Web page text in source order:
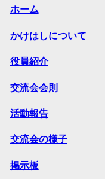
ホーム
かけはしについて
役員紹介
交流会会則
活動報告
交流会の様子
掲示板